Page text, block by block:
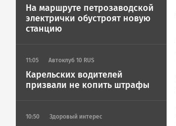
На маршруте петрозаводской
электрички обустроят новую
станцию
11:05 Автоклуб 10 RUS
Карельских водителей
призвали не копить штрафы
10:50 Здоровый интерес